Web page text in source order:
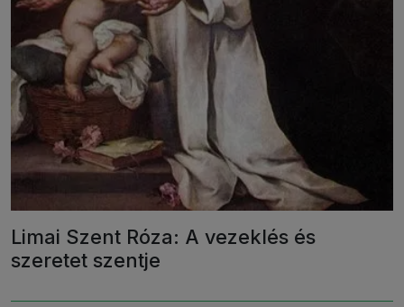
Limai Szent Róza: A vezeklés és
szeretet szentje